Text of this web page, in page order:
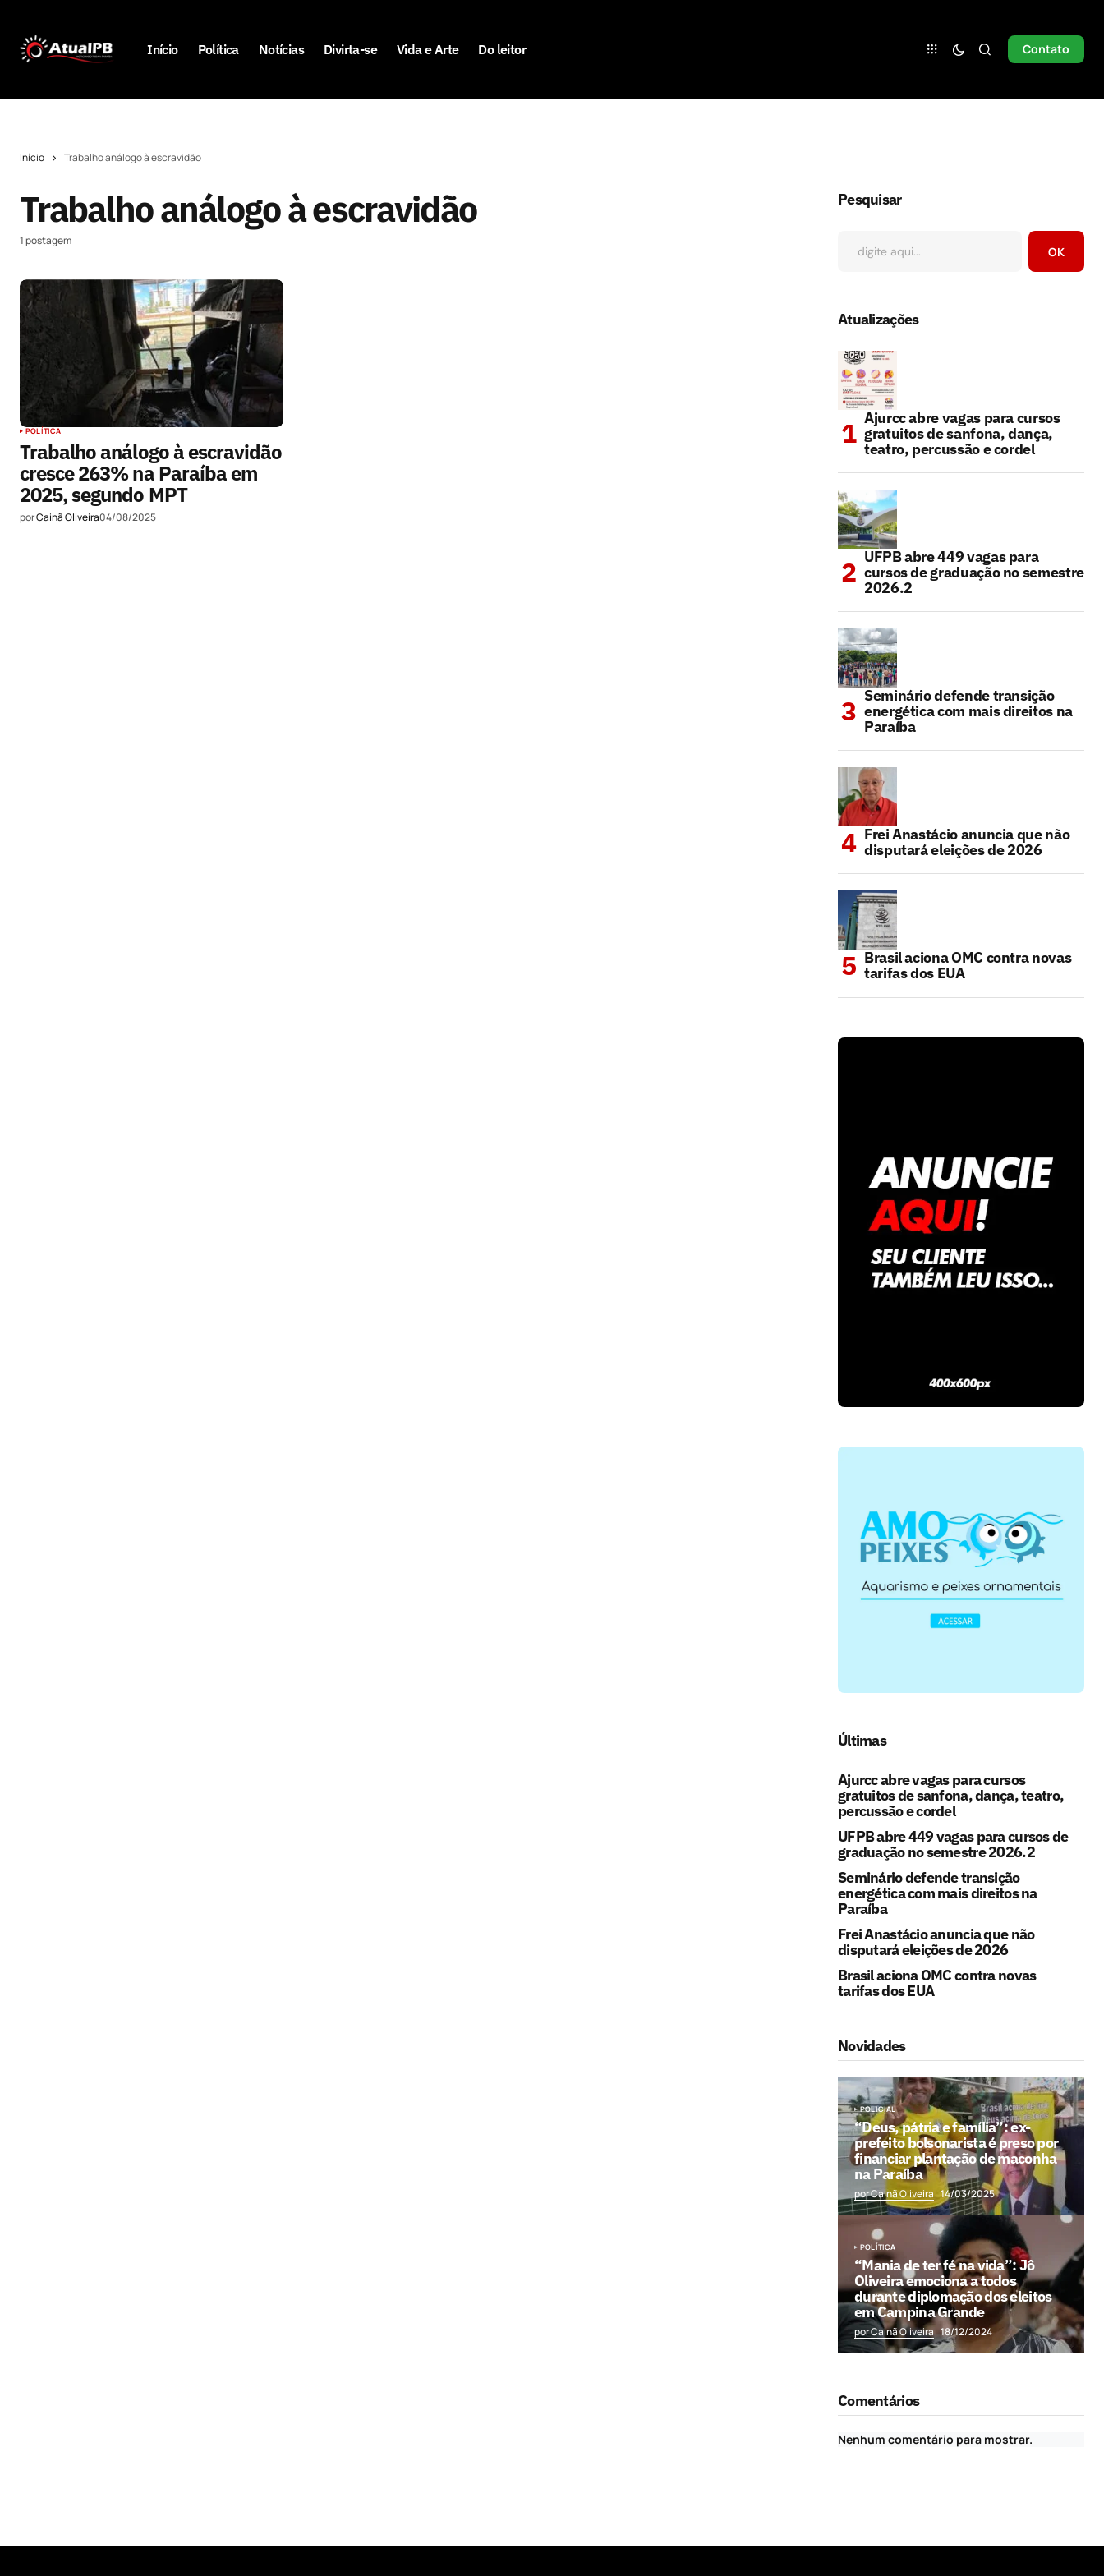
Início Política Notícias Divirta-se Vida e Arte Do leitor Contato
Início Trabalho análogo à escravidão
Trabalho análogo à escravidão
1 postagem
POLÍTICA
Trabalho análogo à escravidão
cresce 263% na Paraíba em
2025, segundo MPT
porCainã Oliveira04/08/2025
Pesquisar
OK
Atualizações
Ajurcc abre vagas para cursos
gratuitos de sanfona, dança,
teatro, percussão e cordel
UFPB abre 449 vagas para
cursos de graduação no semestre
2026.2
Seminário defende transição
energética com mais direitos na
Paraíba
Frei Anastácio anuncia que não
disputará eleições de 2026
Brasil aciona OMC contra novas
tarifas dos EUA
Últimas
Ajurcc abre vagas para cursos
gratuitos de sanfona, dança, teatro,
percussão e cordel
UFPB abre 449 vagas para cursos de
graduação no semestre 2026.2
Seminário defende transição
energética com mais direitos na
Paraíba
Frei Anastácio anuncia que não
disputará eleições de 2026
Brasil aciona OMC contra novas
tarifas dos EUA
Novidades
POLICIAL
“Deus, pátria e família”: ex-
prefeito bolsonarista é preso por
financiar plantação de maconha
na Paraíba
por Cainã Oliveira 14/03/2025
POLÍTICA
“Mania de ter fé na vida”: Jô
Oliveira emociona a todos
durante diplomação dos eleitos
em Campina Grande
por Cainã Oliveira 18/12/2024
Comentários
Nenhum comentário para mostrar.